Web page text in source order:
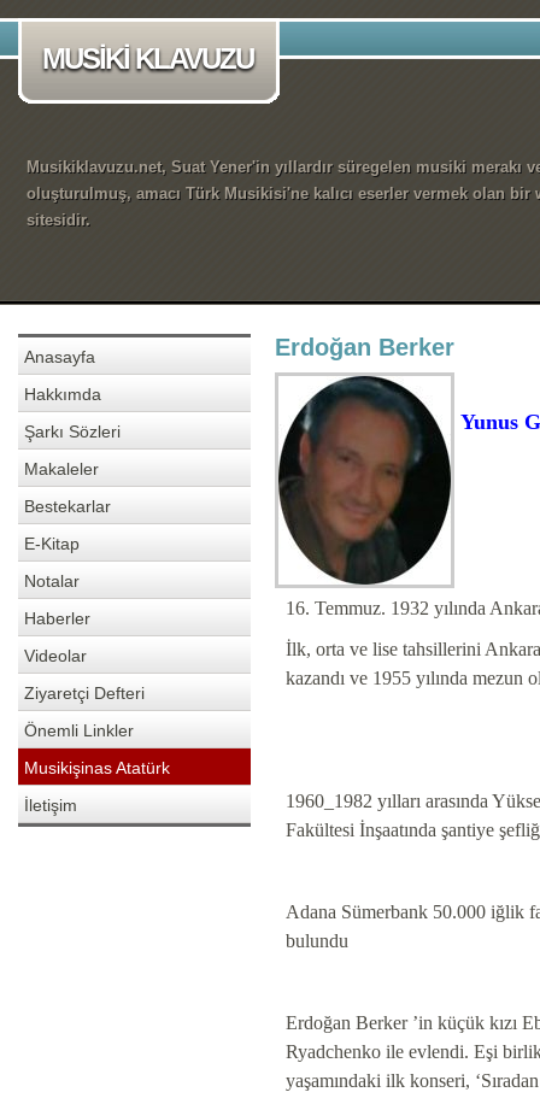
MUSİKİ KLAVUZU
Musikiklavuzu.net, Suat Yener'in yıllardır süregelen musiki merakı
oluşturulmuş, amacı Türk Musikisi'ne kalıcı eserler vermek olan bir
sitesidir.
Anasayfa
Hakkımda
Şarkı Sözleri
Makaleler
Bestekarlar
E-Kitap
Notalar
Haberler
Videolar
Ziyaretçi Defteri
Önemli Linkler
Musikişinas Atatürk
İletişim
Erdoğan Berker
Yunus
16. Temmuz. 1932 yılında
İlk, orta ve lise tahsillerini
kazandı ve 1955 yılında mezun
1960_1982 yılları arasında
Fakültesi İnşaatında şantiye
Adana Sümerbank 50.000 iğlik
bulundu
Erdoğan Berker ’in küçük kızı
Ryadchenko ile evlendi. Eşi
yaşamındaki ilk konseri,